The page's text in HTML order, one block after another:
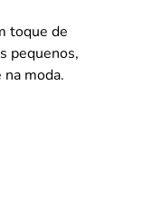
toque de
pequenos,
moda.